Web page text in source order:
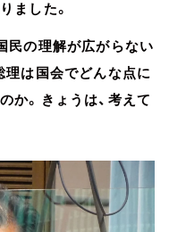
ました。
民の理解が広がらない
理は国会でどんな点に
か。きょうは、考えて